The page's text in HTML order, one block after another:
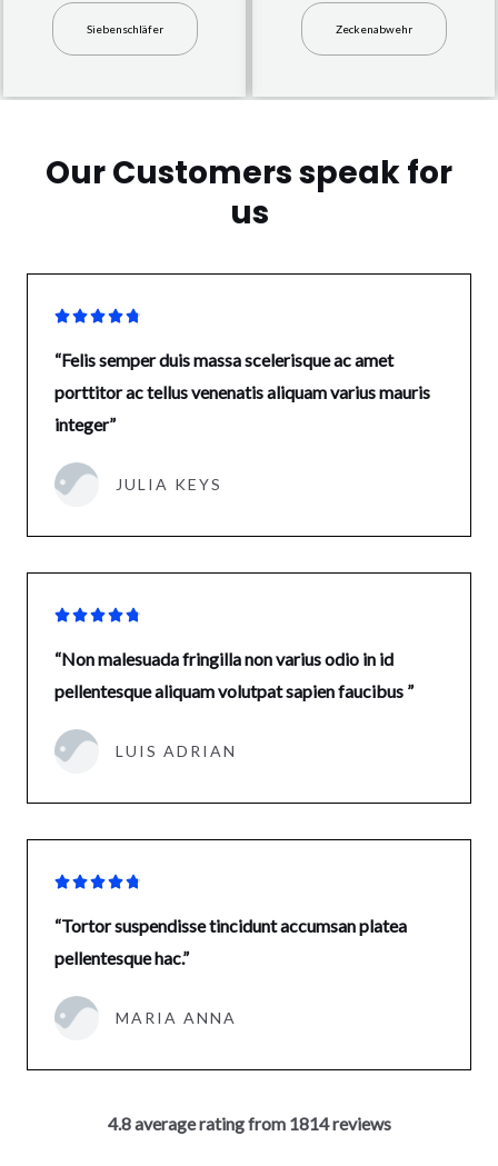
Siebenschläfer Zeckenabwehr
Our Customers speak for
us

“Felis semper duis massa scelerisque ac amet
porttitor ac tellus venenatis aliquam varius mauris
integer”
JULIA KEYS

“Non malesuada fringilla non varius odio in id
pellentesque aliquam volutpat sapien faucibus ”
LUIS ADRIAN

“Tortor suspendisse tincidunt accumsan platea
pellentesque hac.”
MARIA ANNA
4.8 average rating from 1814 reviews